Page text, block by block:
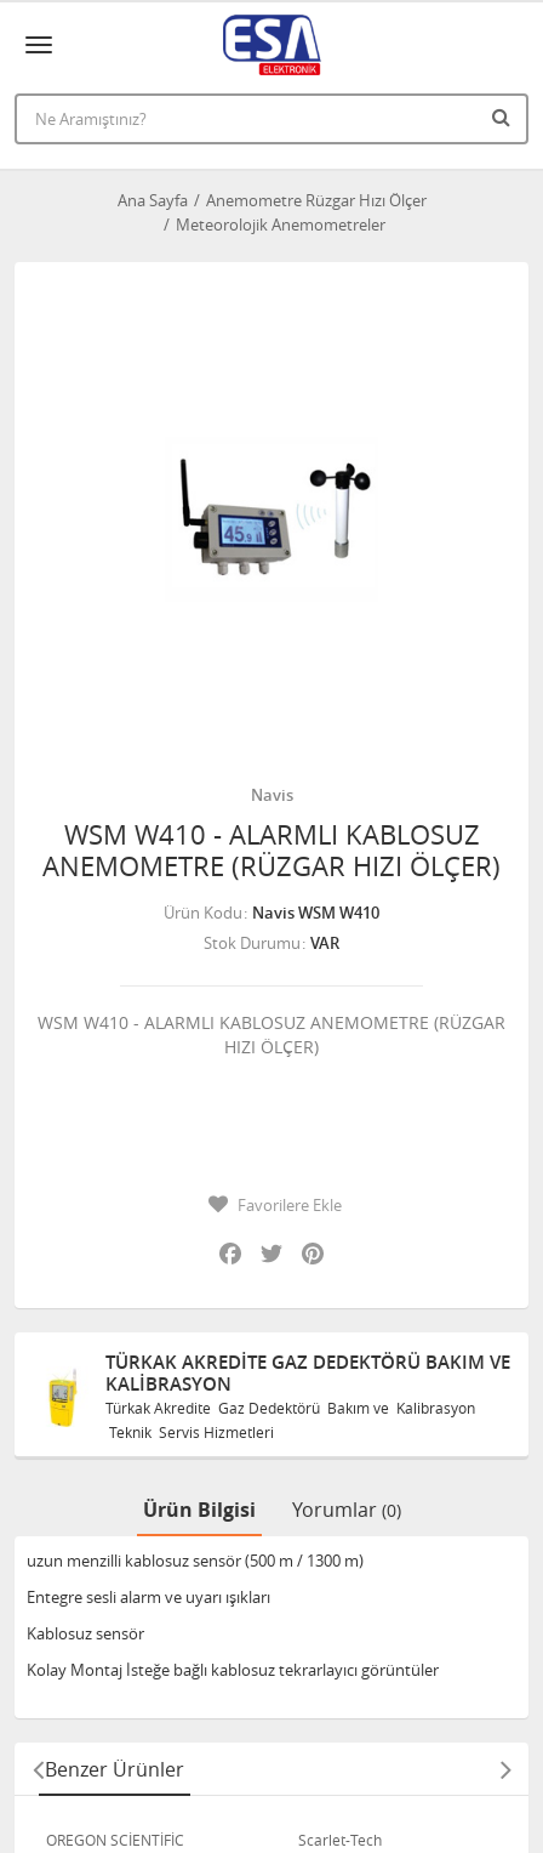
Ana Sayfa
Anemometre Rüzgar Hızı Ölçer
Meteorolojik Anemometreler
Navis
WSM W410 - ALARMLI KABLOSUZ
ANEMOMETRE (RÜZGAR HIZI ÖLÇER)
Ürün Kodu Navis WSM W410
Stok Durumu VAR
WSM W410 - ALARMLI KABLOSUZ ANEMOMETRE (RÜZGAR
HIZI ÖLÇER)
Favorilere Ekle
Facebook
Twitter
TÜRKAK AKREDITE GAZ DEDEKTÖRÜ BAKIM VE
KALIBRASYON
Türkak Akredite Gaz Dedektörü Bakım ve Kalibrasyon
Teknik Servis Hizmetleri
Ürün Bilgisi Yorumlar (0)
uzun menzilli kablosuz sensör (500 m / 1300 m)
Entegre sesli alarm ve uyarı ışıkları
Kablosuz sensör
Kolay Montaj İsteğe bağlı kablosuz tekrarlayıcı görüntüler
Benzer Ürünler
OREGON SCİENTİFİC Scarlet-Tech